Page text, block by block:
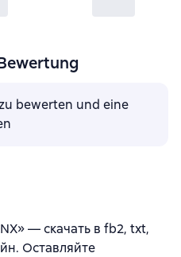
bewerten und eine
— скачать в fb2, txt,
Оставляйте